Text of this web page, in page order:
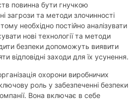
повинна бути гнучкою
загрози та методи злочинності
необхідно постійно аналізувати
нові технології та методи
безпеки допоможуть виявити
відповідні заходи для їх усунення.
охорони виробничих
роль у забезпеченні безпеки
Вона включає в себе